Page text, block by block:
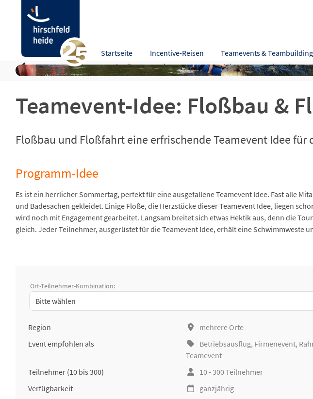
Startseite Incentive-Reisen Teamevents & Teambuilding
Teamevent-Idee: Floßbau &
Floßbau und Floßfahrt eine erfrischende Teamevent Idee für
Teamevent-Idee: Floßbau & Floßfahrt
Programm-Idee Beschreibung Leistungen Zusatzleistungen Hinweise
Programm-Idee
Es ist ein herrlicher Sommertag, perfekt für eine ausgefallene Teamevent Idee. Fast alle
und Badesachen gekleidet. Einige Floße, die Herzstücke dieser Teamevent Idee, liegen
wird noch mit Engagement gearbeitet. Langsam breitet sich etwas Hektik aus, denn die
gleich. Jeder Teilnehmer, ausgerüstet für die Teamevent Idee, erhält eine Schwimmweste
Ort-Teilnehmer-Kombination:
Region
mehrere Orte
Event empfohlen als
Betriebsausflug, Firmenevent,
Teamevent
Teilnehmer (10 bis 300)
10 - 300 Teilnehmer
Verfügbarkeit
ganzjährig